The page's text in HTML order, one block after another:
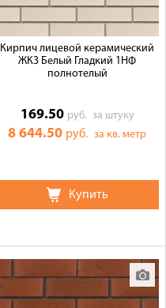
Кирпич лицевой керамический
ЖКЗ Белый Гладкий 1НФ
полнотелый
169.50 руб. за штуку
8 644.50 руб.за кв. метр
Купить